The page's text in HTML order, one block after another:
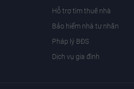
Hỗ trợ tìm thuê nhà
Bảo hiểm nhà tư nhân
Pháp lý BĐS
Dịch vụ gia đình